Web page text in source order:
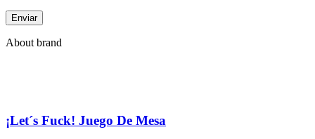
About brand
¡Let´s Fuck! Juego De Mesa